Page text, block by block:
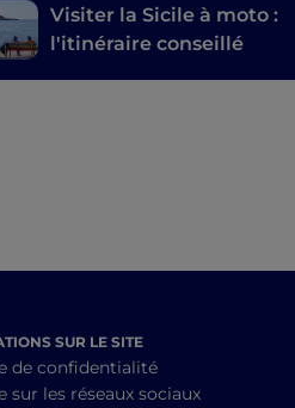
Visiter la Sicile à moto :
l'itinéraire conseillé
SUR LE SITE
de confidentialité
sur les réseaux sociaux